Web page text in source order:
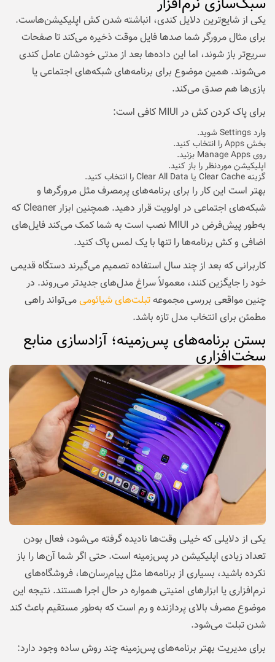
یکی از شایع‌ترین دلایل کندی، انباشته شدن کش اپلیکیشن‌هاست.
برای مثال مرورگر شما صدها فایل موقت ذخیره می‌کند تا صفحات
سریع‌تر باز شوند، اما این داده‌ها بعد از مدتی خودشان عامل کندی
می‌شوند. همین موضوع برای برنامه‌های شبکه‌های اجتماعی یا
بازی‌ها هم صدق می‌کند.
برای پاک کردن کش در MIUI کافی است:
وارد Settings شوید.
بخش Apps را انتخاب کنید.
روی Manage Apps بزنید.
اپلیکیشن موردنظر را باز کنید.
گزینه Clear Cache یا Clear All Data را انتخاب کنید.
بهتر است این کار را برای برنامه‌های پرمصرف مثل مرورگرها و
شبکه‌های اجتماعی در اولویت قرار دهید. همچنین ابزار Cleaner که
به‌طور پیش‌فرض در MIUI نصب است به شما کمک می‌کند فایل‌های
اضافی و کش برنامه‌ها را تنها با یک لمس پاک کنید.
کاربرانی که بعد از چند سال استفاده تصمیم می‌گیرند دستگاه قدیمی
خود را جایگزین کنند، معمولاً سراغ مدل‌های جدیدتر می‌روند. در
چنین مواقعی بررسی مجموعه تبلت‌های شیائومیمی‌تواند راهی
مطمئن برای انتخاب مدل تازه باشد.
بستن برنامه‌های پس‌زمینه؛ آزادسازی منابع
سخت‌افزاری
یکی از دلایلی که خیلی وقت‌ها نادیده گرفته می‌شود، فعال بودن
تعداد زیادی اپلیکیشن در پس‌زمینه است. حتی اگر شما آن‌ها را باز
نکرده باشید، بسیاری از برنامه‌ها مثل پیام‌رسان‌ها، فروشگاه‌های
نرم‌افزاری یا ابزارهای امنیتی همواره در حال اجرا هستند. نتیجه این
موضوع مصرف بالای پردازنده و رم است که به‌طور مستقیم باعث کند
شدن تبلت می‌شود.
برای مدیریت بهتر برنامه‌های پس‌زمینه چند روش ساده وجود دارد: